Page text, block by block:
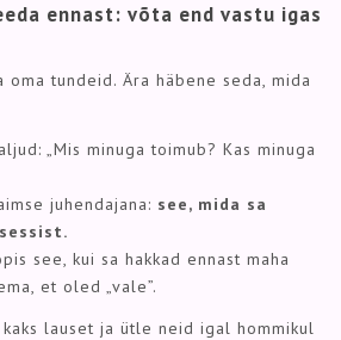
ennast: võta end vastu igas
oma tundeid. Ära häbene seda, mida
„Mis minuga toimub? Kas minuga
juhendajana: see, mida sa
see, kui sa hakkad ennast maha
et oled „vale”.
lauset ja ütle neid igal hommikul